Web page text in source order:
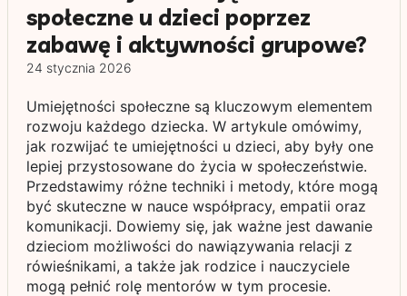
społeczne u dzieci poprzez
zabawę i aktywności grupowe?
24 stycznia 2026
Umiejętności społeczne są kluczowym elementem
rozwoju każdego dziecka. W artykule omówimy,
jak rozwijać te umiejętności u dzieci, aby były one
lepiej przystosowane do życia w społeczeństwie.
Przedstawimy różne techniki i metody, które mogą
być skuteczne w nauce współpracy, empatii oraz
komunikacji. Dowiemy się, jak ważne jest dawanie
dzieciom możliwości do nawiązywania relacji z
rówieśnikami, a także jak rodzice i nauczyciele
mogą pełnić rolę mentorów w tym procesie.